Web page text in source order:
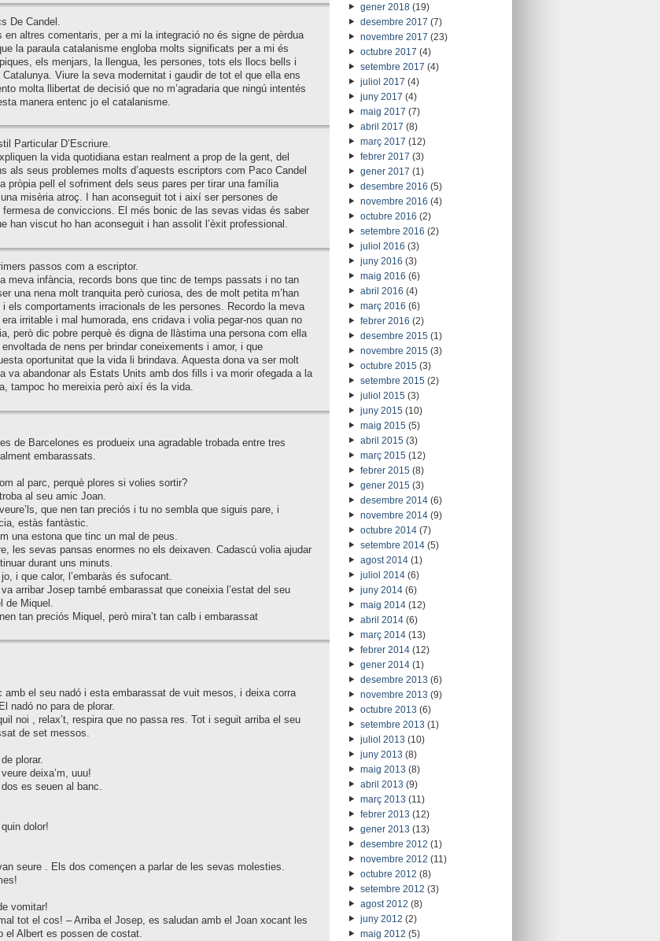
De Candel.
en altres comentaris, per a mi la integració no és signe de pèrdua
la paraula catalanisme engloba molts significats per a mi és
els menjars, la llengua, les persones, tots els llocs bells i
Viure la seva modernitat i gaudir de tot el que ella ens
molta llibertat de decisió que no m’agradaria que ningú intentés
manera entenc jo el catalanisme.
Particular D’Escriure.
la vida quotidiana estan realment a prop de la gent, del
als seus problemes molts d’aquests escriptors com Paco Candel
pròpia pell el sofriment dels seus pares per tirar una família
misèria atroç. I han aconseguit tot i així ser persones de
de conviccions. El més bonic de las sevas vidas és saber
han viscut ho han aconseguit i han assolit l’èxit professional.
passos com a escriptor.
meva infància, records bons que tinc de temps passats i no tan
una nena molt tranquita però curiosa, des de molt petita m’han
els comportaments irracionals de les persones. Recordo la meva
irritable i mal humorada, ens cridava i volia pegar-nos quan no
però dic pobre perquè és digna de llàstima una persona com ella
de nens per brindar coneixements i amor, i que
oportunitat que la vida li brindava. Aquesta dona va ser molt
va abandonar als Estats Units amb dos fills i va morir ofegada a la
tampoc ho mereixia però així és la vida.
de Barcelones es produeix una agradable trobada entre tres
embarassats.
al parc, perquè plores si volies sortir?
al seu amic Joan.
que nen tan preciós i tu no sembla que siguis pare, i
estàs fantàstic.
una estona que tinc un mal de peus.
les sevas pansas enormes no els deixaven. Cadascú volia ajudar
durant uns minuts.
i que calor, l’embaràs és sufocant.
arribar Josep també embarassat que coneixia l’estat del seu
de Miquel.
tan preciós Miquel, però mira’t tan calb i embarassat
amb el seu nadó i esta embarassat de vuit mesos, i deixa corra
nadó no para de plorar.
noi , relax’t, respira que no passa res. Tot i seguit arriba el seu
de set messos.
plorar.
deixa’m, uuu!
es seuen al banc.
dolor!
seure . Els dos començen a parlar de les sevas molesties.
vomitar!
tot el cos! – Arriba el Josep, es saludan amb el Joan xocant les
el Albert es possen de costat.
gener 2018(19)
desembre 2017 (7)
novembre 2017 (23)
octubre 2017 (4)
setembre 2017 (4)
juliol 2017 (4)
juny 2017 (4)
maig 2017 (7)
abril 2017 (8)
març 2017 (12)
febrer 2017 (3)
gener 2017 (1)
desembre 2016 (5)
novembre 2016 (4)
octubre 2016 (2)
setembre 2016 (2)
juliol 2016 (3)
juny 2016 (3)
maig 2016 (6)
abril 2016 (4)
març 2016 (6)
febrer 2016 (2)
desembre 2015(1)
novembre 2015(3)
octubre 2015(3)
setembre 2015(2)
juliol 2015(3)
juny 2015(10)
maig 2015(5)
abril 2015(3)
març 2015(12)
febrer 2015(8)
gener 2015(3)
desembre 2014(6)
novembre 2014(9)
octubre 2014(7)
setembre 2014(5)
agost 2014(1)
juliol 2014(6)
juny 2014(6)
maig 2014(12)
abril 2014(6)
març 2014(13)
febrer 2014(12)
gener 2014(1)
desembre 2013 (6)
novembre 2013 (9)
octubre 2013 (6)
setembre 2013 (1)
juliol 2013 (10)
juny 2013 (8)
maig 2013 (8)
abril 2013 (9)
març 2013 (11)
febrer 2013 (12)
gener 2013 (13)
desembre 2012 (1)
novembre 2012 (11)
octubre 2012 (8)
setembre 2012 (3)
agost 2012 (8)
juny 2012 (2)
maig 2012 (5)